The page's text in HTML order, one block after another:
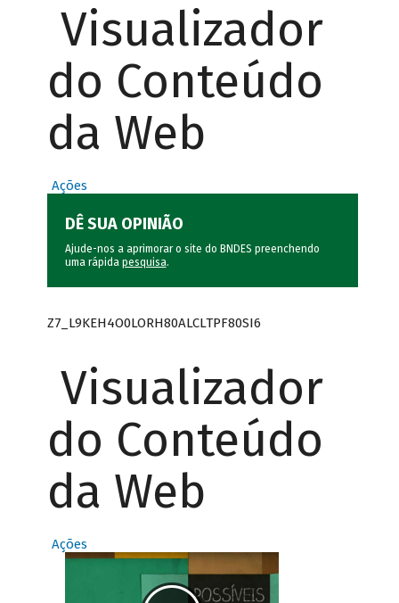
Visualizador
do Conteúdo
da Web
Ações
DÊ SUA OPINIÃO
Ajude-nos a aprimorar o site do BNDES preenchendo
uma rápida pesquisa.
Z7_L9KEH4O0LORH80ALCLTPF80SI6
Visualizador
do Conteúdo
da Web
Ações